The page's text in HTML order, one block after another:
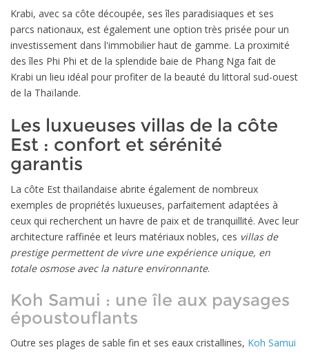
Krabi, avec sa côte découpée, ses îles paradisiaques et ses
parcs nationaux, est également une option très prisée pour un
investissement dans l'immobilier haut de gamme. La proximité
des îles Phi Phi et de la splendide baie de Phang Nga fait de
Krabi un lieu idéal pour profiter de la beauté du littoral sud-ouest
de la Thaïlande.
Les luxueuses villas de la côte
Est : confort et sérénité
garantis
La côte Est thaïlandaise abrite également de nombreux
exemples de propriétés luxueuses, parfaitement adaptées à
ceux qui recherchent un havre de paix et de tranquillité. Avec leur
architecture raffinée et leurs matériaux nobles, ces villas de
prestige permettent de vivre une expérience unique, en
totale osmose avec la nature environnante.
Koh Samui : une île aux paysages
époustouflants
Outre ses plages de sable fin et ses eaux cristallines, Koh Samui